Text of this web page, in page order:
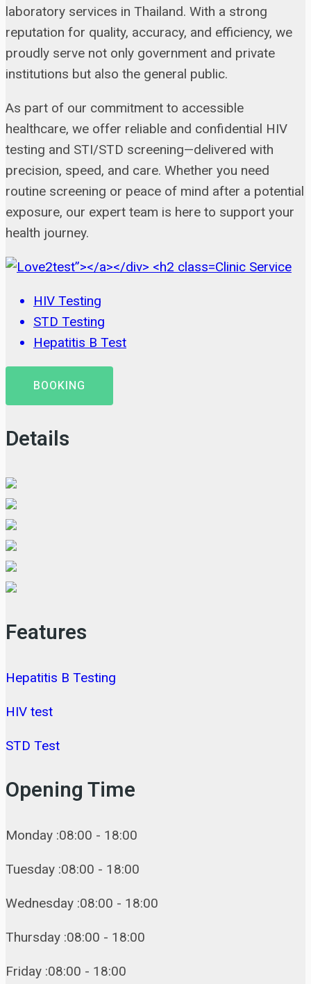
laboratory services in Thailand. With a strong
reputation for quality, accuracy, and efficiency, we
proudly serve not only government and private
institutions but also the general public.
As part of our commitment to accessible
healthcare, we offer reliable and confidential HIV
testing and STI/STD screening—delivered with
precision, speed, and care. Whether you need
routine screening or peace of mind after a potential
exposure, our expert team is here to support your
health journey.
Clinic Service
HIV Testing
STD Testing
Hepatitis B Test
BOOKING
Details
Features
Hepatitis B Testing
HIV test
STD Test
Opening Time
Monday :08:00 - 18:00
Tuesday :08:00 - 18:00
Wednesday :08:00 - 18:00
Thursday :08:00 - 18:00
Friday :08:00 - 18:00